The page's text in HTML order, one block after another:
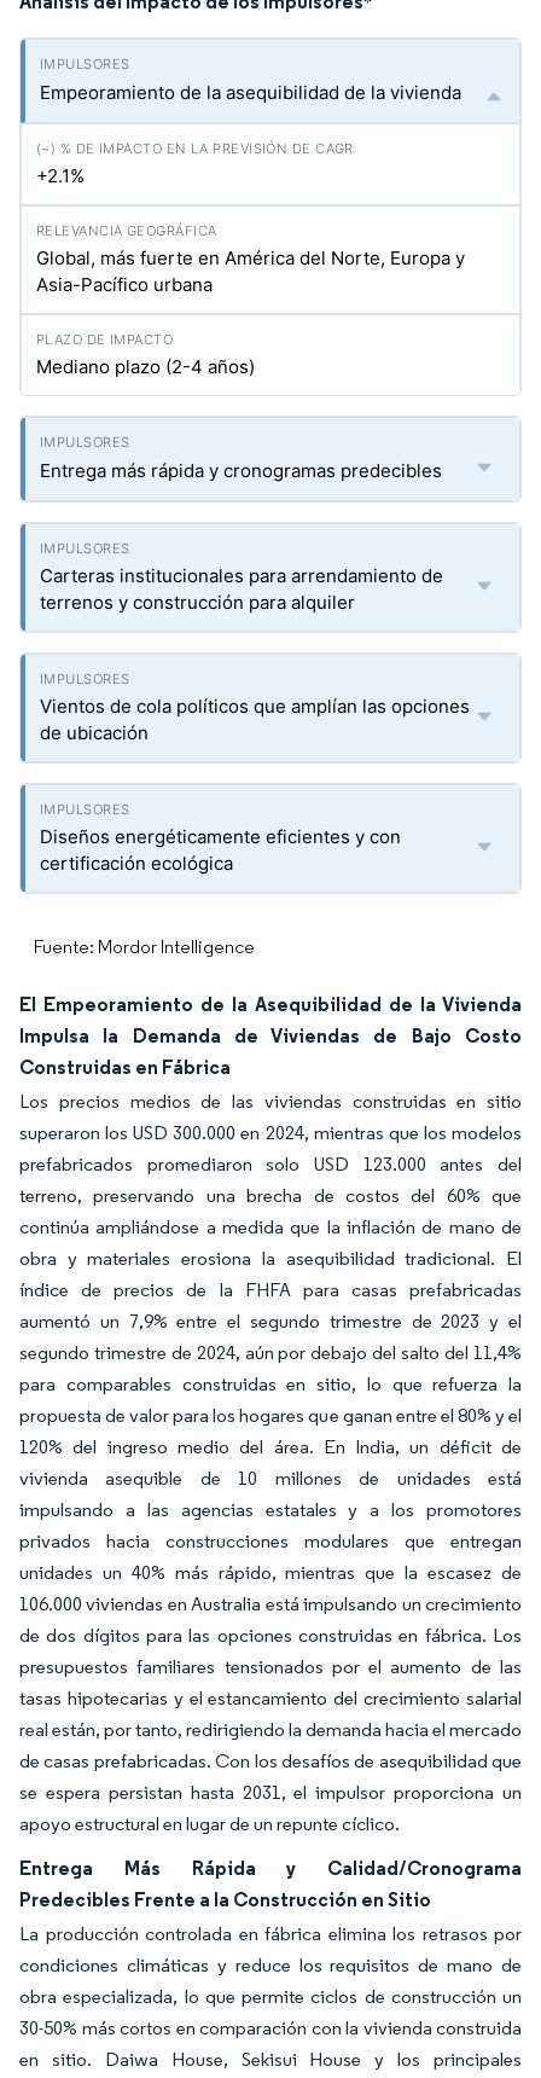
Empeoramiento de la asequibilidad de la vivienda
+2.1%
Global, más fuerte en América del Norte, Europa y
Asia-Pacífico urbana
Mediano plazo (2-4 años)
Entrega más rápida y cronogramas predecibles
Carteras institucionales para arrendamiento de
terrenos y construcción para alquiler
Vientos de cola políticos que amplían las opciones
de ubicación
Diseños energéticamente eficientes y con
certificación ecológica
Fuente: Mordor Intelligence
El Empeoramiento de la Asequibilidad de la Vivienda
Impulsa la Demanda de Viviendas de Bajo Costo
Construidas en Fábrica
Los precios medios de las viviendas construidas en sitio
superaron los USD 300.000 en 2024, mientras que los modelos
prefabricados promediaron solo USD 123.000 antes del
terreno, preservando una brecha de costos del 60% que
continúa ampliándose a medida que la inflación de mano de
obra y materiales erosiona la asequibilidad tradicional. El
índice de precios de la FHFA para casas prefabricadas
aumentó un 7,9% entre el segundo trimestre de 2023 y el
segundo trimestre de 2024, aún por debajo del salto del 11,4%
para comparables construidas en sitio, lo que refuerza la
propuesta de valor para los hogares que ganan entre el 80% y el
120% del ingreso medio del área. En India, un déficit de
vivienda asequible de 10 millones de unidades está
impulsando a las agencias estatales y a los promotores
privados hacia construcciones modulares que entregan
unidades un 40% más rápido, mientras que la escasez de
106.000 viviendas en Australia está impulsando un crecimiento
de dos dígitos para las opciones construidas en fábrica. Los
presupuestos familiares tensionados por el aumento de las
tasas hipotecarias y el estancamiento del crecimiento salarial
real están, por tanto, redirigiendo la demanda hacia el mercado
de casas prefabricadas. Con los desafíos de asequibilidad que
se espera persistan hasta 2031, el impulsor proporciona un
apoyo estructural en lugar de un repunte cíclico.
Entrega Más Rápida y Calidad/Cronograma
Predecibles Frente a la Construcción en Sitio
La producción controlada en fábrica elimina los retrasos por
condiciones climáticas y reduce los requisitos de mano de
obra especializada, lo que permite ciclos de construcción un
30-50% más cortos en comparación con la vivienda construida
en sitio. Daiwa House, Sekisui House y los principales